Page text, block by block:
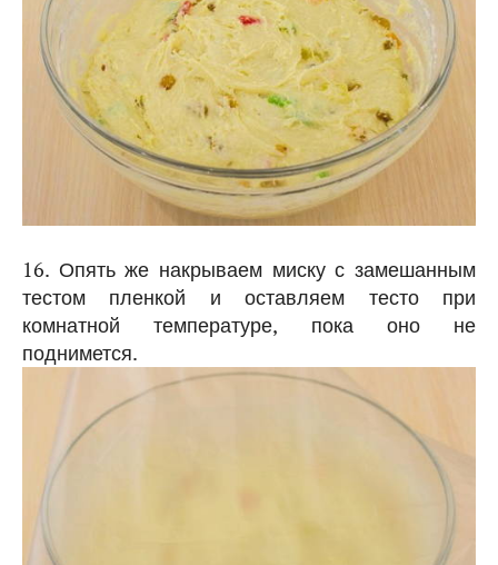
16. Опять же накрываем миску с замешанным
тестом пленкой и оставляем тесто при
комнатной температуре, пока оно не
поднимется.